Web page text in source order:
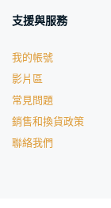
支援與服務
我的帳號
影片區
常見問題
銷售和換貨政策
聯絡我們